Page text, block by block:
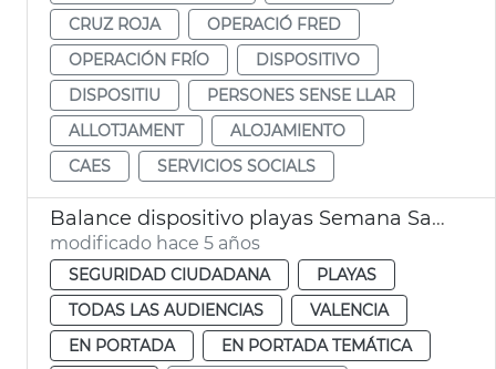
CRUZ ROJA
OPERACIÓ FRED
OPERACIÓN FRÍO
DISPOSITIVO
DISPOSITIU
PERSONES SENSE LLAR
ALLOTJAMENT
ALOJAMIENTO
CAES
SERVICIOS SOCIALS
Balance dispositivo playas Semana Santa
modificado hace 5 años
SEGURIDAD CIUDADANA
PLAYAS
TODAS LAS AUDIENCIAS
VALENCIA
EN PORTADA
EN PORTADA TEMÁTICA